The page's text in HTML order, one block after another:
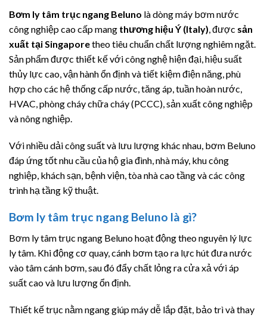
Bơm ly tâm trục ngang Beluno là dòng máy bơm nước
công nghiệp cao cấp mang thương hiệu Ý (Italy) , được sản
xuất tại Singaporetheo tiêu chuẩn chất lượng nghiêm ngặt.
Sản phẩm được thiết kế với công nghệ hiện đại, hiệu suất
thủy lực cao, vận hành ổn định và tiết kiệm điện năng, phù
hợp cho các hệ thống cấp nước, tăng áp, tuần hoàn nước,
HVAC, phòng cháy chữa cháy (PCCC), sản xuất công nghiệp
và nông nghiệp.
Với nhiều dải công suất và lưu lượng khác nhau, bơm Beluno
đáp ứng tốt nhu cầu của hộ gia đình, nhà máy, khu công
nghiệp, khách sạn, bệnh viện, tòa nhà cao tầng và các công
trình hạ tầng kỹ thuật.
Bơm ly tâm trục ngang Beluno là gì?
Bơm ly tâm trục ngang Beluno hoạt động theo nguyên lý lực
ly tâm. Khi động cơ quay, cánh bơm tạo ra lực hút đưa nước
vào tâm cánh bơm, sau đó đẩy chất lỏng ra cửa xả với áp
suất cao và lưu lượng ổn định.
Thiết kế trục nằm ngang giúp máy dễ lắp đặt, bảo trì và thay